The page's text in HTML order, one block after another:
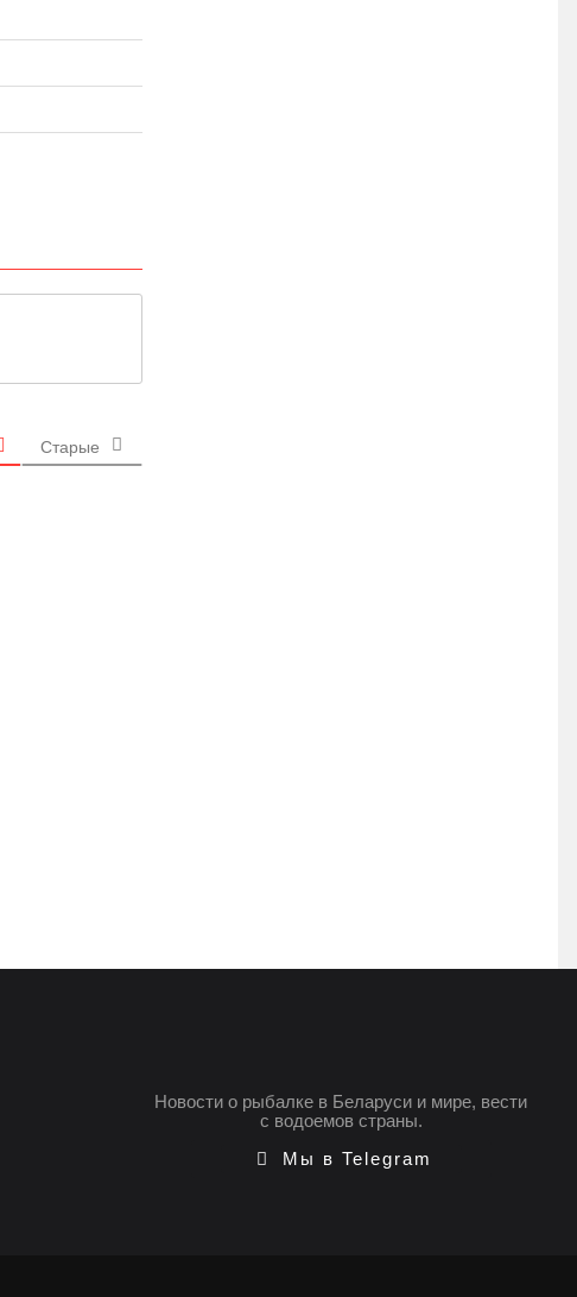
Старые
Новости о рыбалке в Беларуси и мире, вести
с водоемов страны.
Мы в Telegram